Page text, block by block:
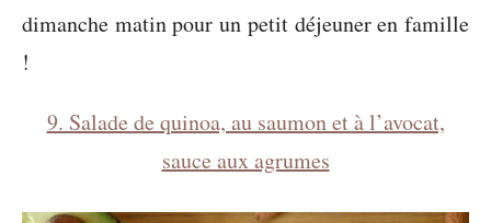
dimanche matin pour un petit déjeuner en famille
!
9. Salade de quinoa, au saumon et à l’avocat,
sauce aux agrumes